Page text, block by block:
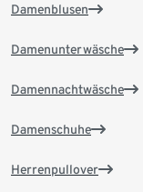
Damenblusen
Damenunterwäsche
Damennachtwäsche
Damenschuhe
Herrenpullover